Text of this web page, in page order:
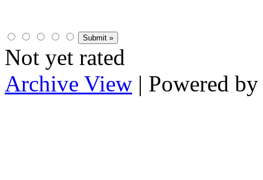
Not yet rated
Archive View | Powered